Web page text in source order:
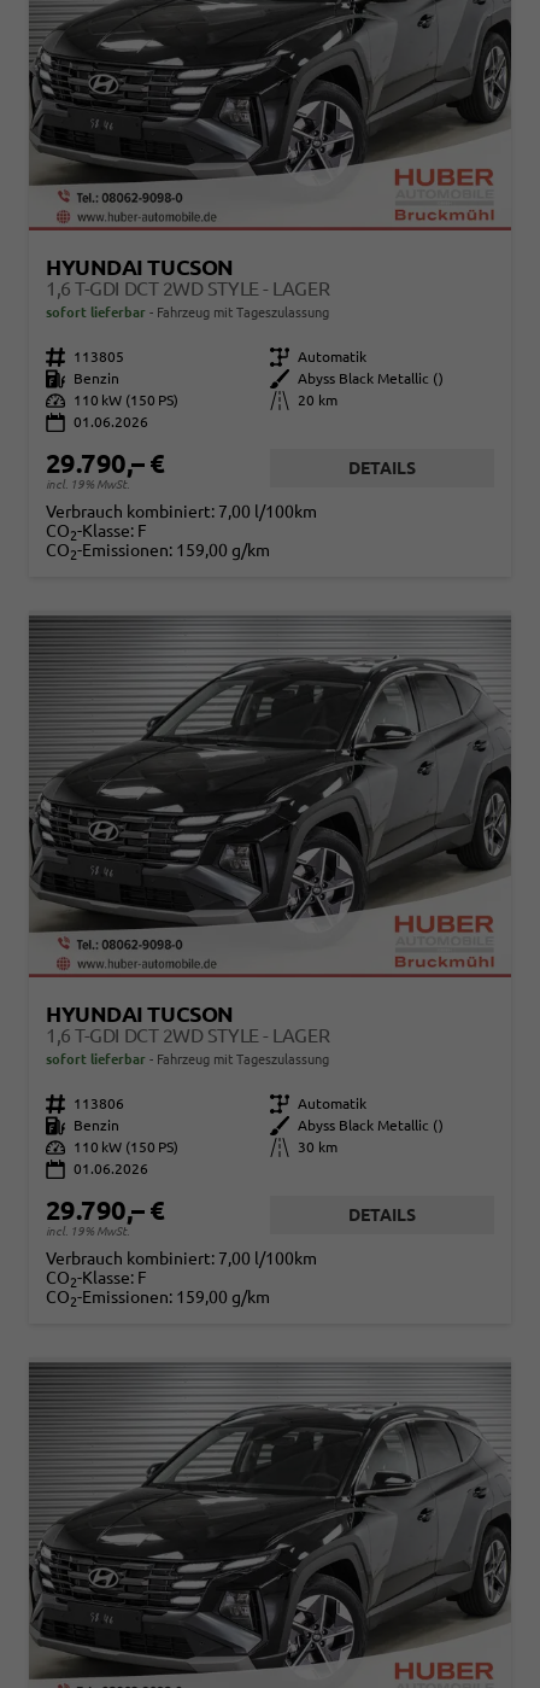
HYUNDAI TUCSON
1,6 T-GDI DCT 2WD STYLE - LAGER
sofort lieferbar Fahrzeug mit Tageszulassung
Fahrzeugnr. 113805 Getriebe Automatik
Kraftstoff
Benzin Außenfarbe
Abyss Black Metallic ()
Leistung
110 kW (150 PS) Kilometerstand
20 km
01.06.2026
29.790,– €
incl. 19% MwSt.
DETAILS
Verbrauch kombiniert: 7,00 l/100km
CO2-Klasse: F
CO2-Emissionen: 159,00 g/km
HYUNDAI TUCSON
1,6 T-GDI DCT 2WD STYLE - LAGER
sofort lieferbar Fahrzeug mit Tageszulassung
Fahrzeugnr. 113806 Getriebe Automatik
Kraftstoff
Benzin Außenfarbe
Abyss Black Metallic ()
Leistung
110 kW (150 PS) Kilometerstand
30 km
01.06.2026
29.790,– €
incl. 19% MwSt.
DETAILS
Verbrauch kombiniert: 7,00 l/100km
CO2-Klasse: F
CO2-Emissionen: 159,00 g/km